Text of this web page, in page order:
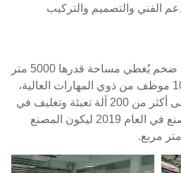
الفني والتصميم والتركيب
تمتلك شركتنا Gachn مصنع ضخم يُغطي مساحة قدرها 5000 متر
مربع ويعمل فيه أكثر من 100 موظف من ذوي المهارات العالية،
حيث تصل القدرة الإنتاجية إلى أكثر من 200 آلة تعبئة وتغليف في
السنة. كما تمت توسعة المصنع في العام 2019 ليكون المصنع